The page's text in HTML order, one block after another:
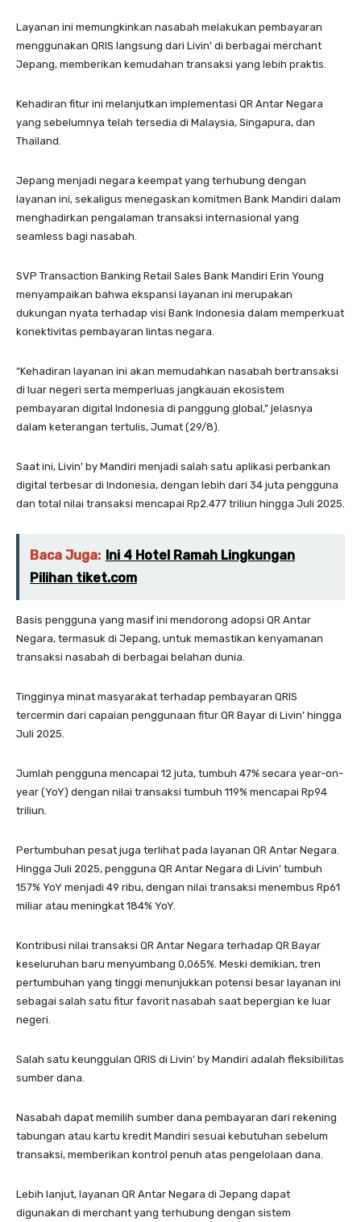
Layanan ini memungkinkan nasabah melakukan pembayaran
menggunakan QRIS langsung dari Livin’ di berbagai merchant
Jepang, memberikan kemudahan transaksi yang lebih praktis.
Kehadiran fitur ini melanjutkan implementasi QR Antar Negara
yang sebelumnya telah tersedia di Malaysia, Singapura, dan
Thailand.
Jepang menjadi negara keempat yang terhubung dengan
layanan ini, sekaligus menegaskan komitmen Bank Mandiri dalam
menghadirkan pengalaman transaksi internasional yang
seamless bagi nasabah.
SVP Transaction Banking Retail Sales Bank Mandiri Erin Young
menyampaikan bahwa ekspansi layanan ini merupakan
dukungan nyata terhadap visi Bank Indonesia dalam memperkuat
konektivitas pembayaran lintas negara.
“Kehadiran layanan ini akan memudahkan nasabah bertransaksi
di luar negeri serta memperluas jangkauan ekosistem
pembayaran digital Indonesia di panggung global,” jelasnya
dalam keterangan tertulis, Jumat (29/8).
Saat ini, Livin’ by Mandiri menjadi salah satu aplikasi perbankan
digital terbesar di Indonesia, dengan lebih dari 34 juta pengguna
dan total nilai transaksi mencapai Rp2.477 triliun hingga Juli 2025.
Baca Juga: Ini 4 Hotel Ramah Lingkungan
Pilihan tiket.com
Basis pengguna yang masif ini mendorong adopsi QR Antar
Negara, termasuk di Jepang, untuk memastikan kenyamanan
transaksi nasabah di berbagai belahan dunia.
Tingginya minat masyarakat terhadap pembayaran QRIS
tercermin dari capaian penggunaan fitur QR Bayar di Livin’ hingga
Juli 2025.
Jumlah pengguna mencapai 12 juta, tumbuh 47% secara year-on-
year (YoY) dengan nilai transaksi tumbuh 119% mencapai Rp94
triliun.
Pertumbuhan pesat juga terlihat pada layanan QR Antar Negara.
Hingga Juli 2025, pengguna QR Antar Negara di Livin’ tumbuh
157% YoY menjadi 49 ribu, dengan nilai transaksi menembus Rp61
miliar atau meningkat 184% YoY.
Kontribusi nilai transaksi QR Antar Negara terhadap QR Bayar
keseluruhan baru menyumbang 0,065%. Meski demikian, tren
pertumbuhan yang tinggi menunjukkan potensi besar layanan ini
sebagai salah satu fitur favorit nasabah saat bepergian ke luar
negeri.
Salah satu keunggulan QRIS di Livin’ by Mandiri adalah fleksibilitas
sumber dana.
Nasabah dapat memilih sumber dana pembayaran dari rekening
tabungan atau kartu kredit Mandiri sesuai kebutuhan sebelum
transaksi, memberikan kontrol penuh atas pengelolaan dana.
Lebih lanjut, layanan QR Antar Negara di Jepang dapat
digunakan di merchant yang terhubung dengan sistem